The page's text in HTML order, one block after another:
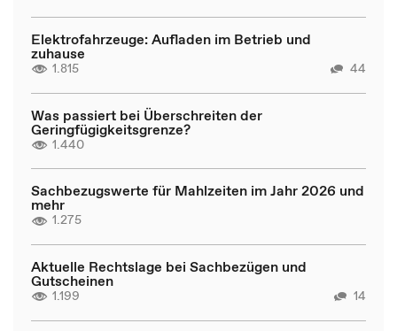
Elektrofahrzeuge: Aufladen im Betrieb und
zuhause
1.815 44
Was passiert bei Überschreiten der
Geringfügigkeitsgrenze?
1.440
Sachbezugswerte für Mahlzeiten im Jahr 2026 und
mehr
1.275
Aktuelle Rechtslage bei Sachbezügen und
Gutscheinen
1.199 14